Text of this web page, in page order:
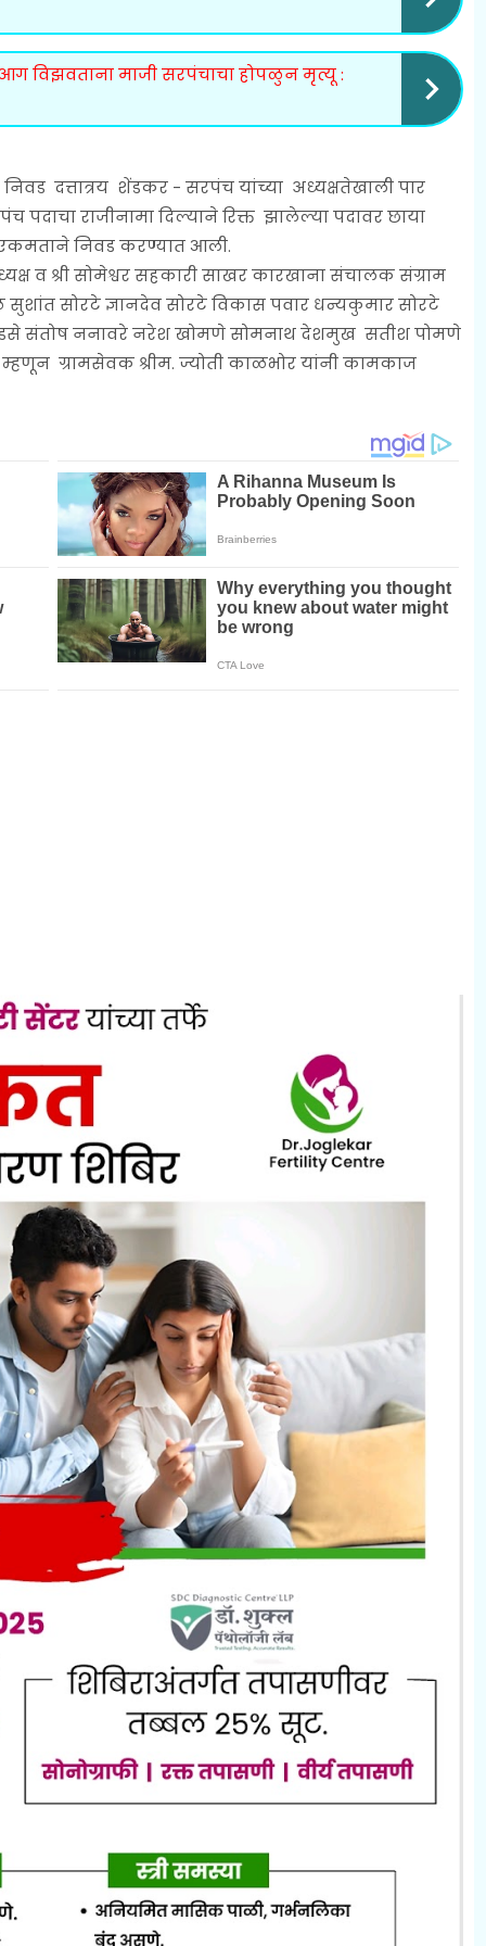
विझवताना माजी सरपंचाचा होपळुन मृत्यू :
दत्तात्रय शेंडकर - सरपंच यांच्या अध्यक्षतेखाली पार
राजीनामा दिल्याने रिक्त झालेल्या पदावर छाया
निवड करण्यात आली.
श्री सोमेश्वर सहकारी साखर कारखाना संचालक संग्राम
सोरटे ज्ञानदेव सोरटे विकास पवार धन्यकुमार सोरटे
संतोष ननावरे नरेश खोमणे सोमनाथ देशमुख सतीश पोमणे
ग्रामसेवक श्रीम. ज्योती काळभोर यांनी कामकाज